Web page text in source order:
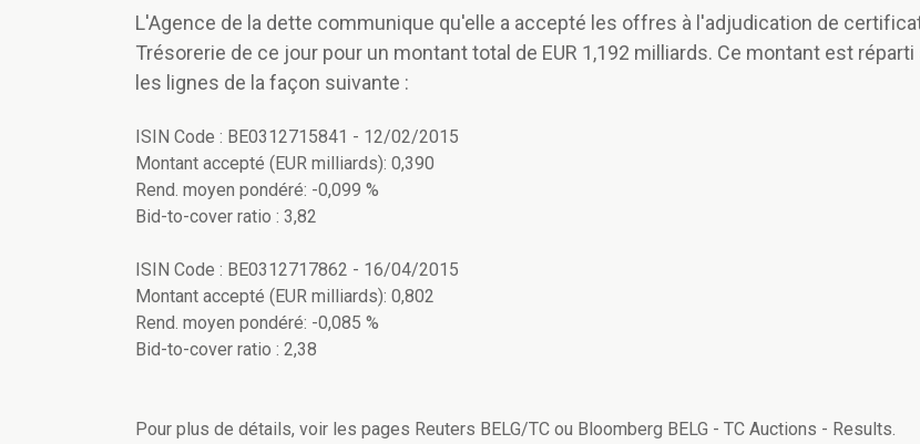
L'Agence de la dette communique qu'elle a accepté les offres à l'adjudication de
Trésorerie de ce jour pour un montant total de EUR 1,192 milliards. Ce montant est réparti
les lignes de la façon suivante :
ISIN Code : BE0312715841 - 12/02/2015
Montant accepté (EUR milliards): 0,390
Rend. moyen pondéré: -0,099 %
Bid-to-cover ratio : 3,82
ISIN Code : BE0312717862 - 16/04/2015
Montant accepté (EUR milliards): 0,802
Rend. moyen pondéré: -0,085 %
Bid-to-cover ratio : 2,38
Pour plus de détails, voir les pages Reuters BELG/TC ou Bloomberg BELG - TC Auctions - Results.